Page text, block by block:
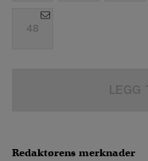
48
Redaktørens merknader